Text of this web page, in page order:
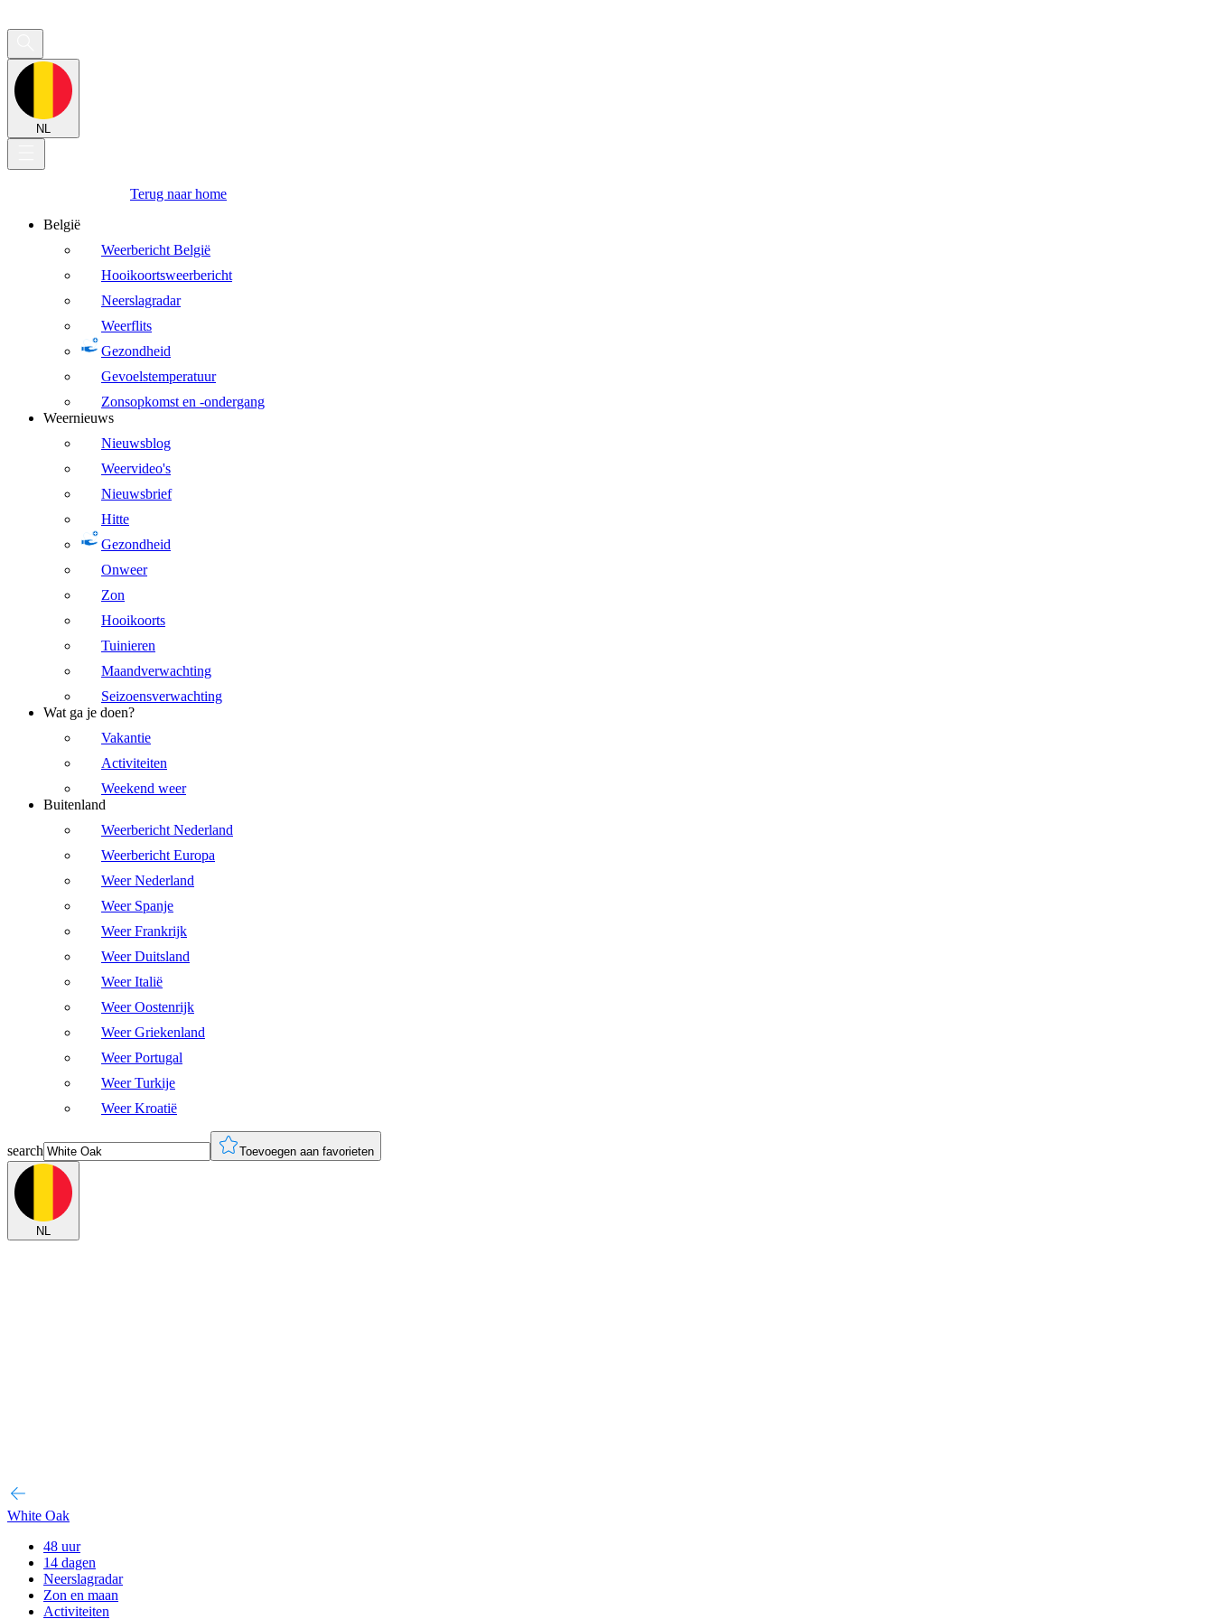
NL
Terug naar home
België
Weerbericht België
Hooikoortsweerbericht
Neerslagradar
Weerflits
Gezondheid
Gevoelstemperatuur
Zonsopkomst en -ondergang
Weernieuws
Nieuwsblog
Weervideo's
Nieuwsbrief
Hitte
Gezondheid
Onweer
Zon
Hooikoorts
Tuinieren
Maandverwachting
Seizoensverwachting
Wat ga je doen?
Vakantie
Activiteiten
Weekend weer
Buitenland
Weerbericht Nederland
Weerbericht Europa
Weer Nederland
Weer Spanje
Weer Frankrijk
Weer Duitsland
Weer Italië
Weer Oostenrijk
Weer Griekenland
Weer Portugal
Weer Turkije
Weer Kroatië
search Toevoegen aan favorieten
NL
White Oak
48 uur
14 dagen
Neerslagradar
Zon en maan
Activiteiten